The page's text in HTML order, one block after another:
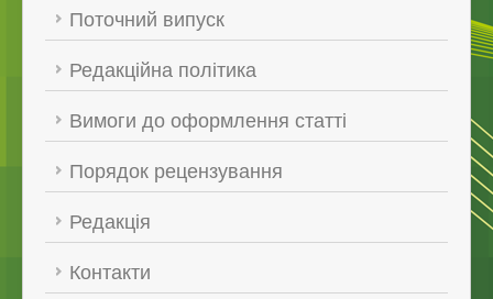
Поточний випуск
Редакційна політика
Вимоги до оформлення статті
Порядок рецензування
Редакція
Контакти